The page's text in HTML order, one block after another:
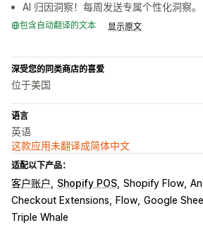
AI 归因洞察！每周发送专属个性化洞察。
包含自动翻译的文本 显示原文
深受您的同类商店的喜爱
位于美国
语言
英语
这款应用未翻译成简体中文
适配以下产品：
客户账户 Shopify POS Shopify Flow
Checkout Extensions
Flow Google
Triple Whale